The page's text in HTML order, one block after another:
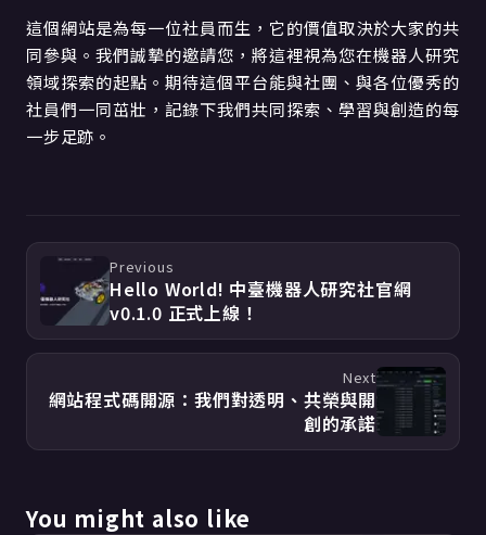
這個網站是為每一位社員而生，它的價值取決於大家的共
同參與。我們誠摯的邀請您，將這裡視為您在機器人研究
領域探索的起點。期待這個平台能與社團、與各位優秀的
社員們一同茁壯，記錄下我們共同探索、學習與創造的每
一步足跡。
Previous
Hello World! 中臺機器人研究社官網
v0.1.0 正式上線！
Next
網站程式碼開源：我們對透明、共榮與開
創的承諾
You might also like